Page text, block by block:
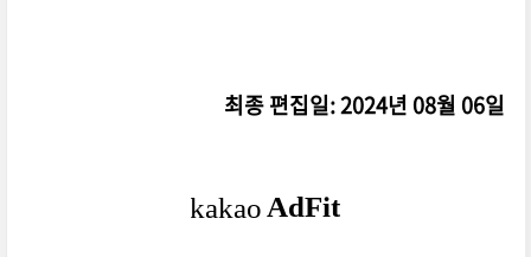
최종 편집일: 2024년 08월 06일